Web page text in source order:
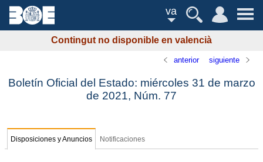
va
Contingut no disponible en valencià
anterior siguiente
Boletín Oficial del Estado: miércoles 31 de marzo
de 2021, Núm. 77
Disposiciones y Anuncios Notificaciones